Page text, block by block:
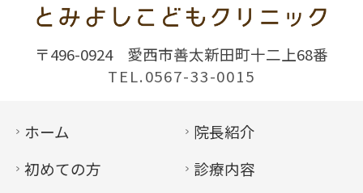
〒496-0924
愛西市善太新田町十二上68番
TEL.0567-33-0015
ホーム
院長紹介
初めての方
診療内容